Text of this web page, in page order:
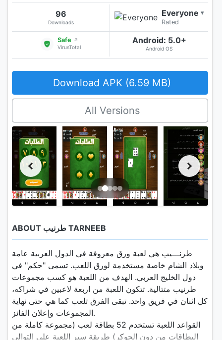
96
Downloads
Everyone ▾
Rated
Safe ↗
VirusTotal
Android: 5.0+
Android OS
Download APK (6.59 MB)
All Versions
ABOUT طرنيب TARNEEB
طرنـــيب هي لعبة ورق معروفة في الدول العربية عامة
وبلاد الشام خاصة مستخدمة لورق اللعب. تسمى "حكم" في
دول الخليج العربي. الهدف من اللعبة هو كسب مجموعات
طرنيب متتالية. تتكون اللعبة من اربعة لاعبين في شراكه،
كل اثنان في فريق واحد. تبقى الفرق تلعب كما هي حتى نهاية
المجموعات وإعلان الفائز.
القواعد اللعبة تستخدم 52 بطاقة لعب (مجموعة كاملة من
البطاقات من دون الجوكر) طريقة سير اللعبة على التوالي